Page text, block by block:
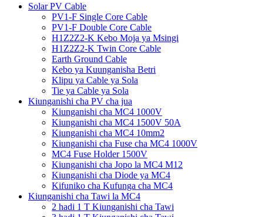
Solar PV Cable
PV1-F Single Core Cable
PV1-F Double Core Cable
H1Z2Z2-K Kebo Moja ya Msingi
H1Z2Z2-K Twin Core Cable
Earth Ground Cable
Kebo ya Kuunganisha Betri
Klipu ya Cable ya Sola
Tie ya Cable ya Sola
Kiunganishi cha PV cha jua
Kiunganishi cha MC4 1000V
Kiunganishi cha MC4 1500V 50A
Kiunganishi cha MC4 10mm2
Kiunganishi cha Fuse cha MC4 1000V
MC4 Fuse Holder 1500V
Kiunganishi cha Jopo la MC4 M12
Kiunganishi cha Diode ya MC4
Kifuniko cha Kufunga cha MC4
Kiunganishi cha Tawi la MC4
2 hadi 1 T Kiunganishi cha Tawi